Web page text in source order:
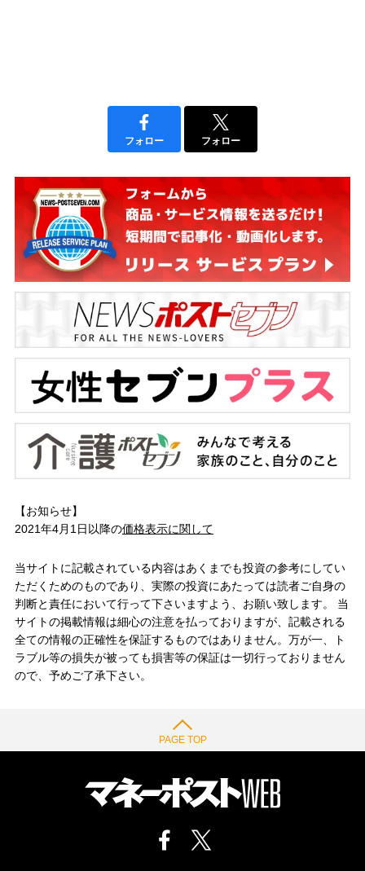
フォロー フォロー
【お知らせ】
2021年4月1日以降の価格表示に関して
当サイトに記載されている内容はあくまでも投資の参考にしてい
ただくためのものであり、実際の投資にあたっては読者ご自身の
判断と責任において行って下さいますよう、お願い致します。 当
サイトの掲載情報は細心の注意を払っておりますが、記載される
全ての情報の正確性を保証するものではありません。万が一、ト
ラブル等の損失が被っても損害等の保証は一切行っておりません
ので、予めご了承下さい。
PAGE TOP